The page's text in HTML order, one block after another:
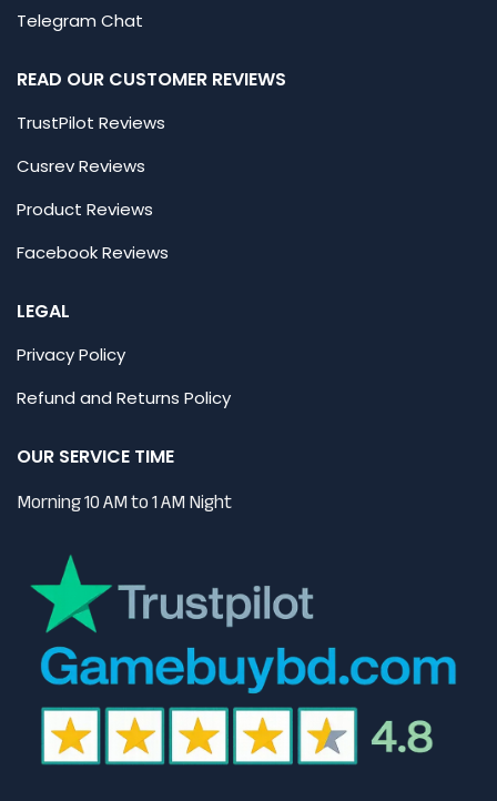
Telegram Chat
READ OUR CUSTOMER REVIEWS
TrustPilot Reviews
Cusrev Reviews
Product Reviews
Facebook Reviews
LEGAL
Privacy Policy
Refund and Returns Policy
OUR SERVICE TIME
Morning 10 AM to 1 AM Night